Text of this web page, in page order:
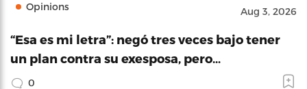
Opinions Aug 3, 2026
“Esa es mi letra”: negó tres veces bajo tener
un plan contra su exesposa, pero…
0